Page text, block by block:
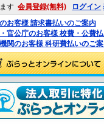
す 会員登録(無料) ログイン
お客様 請求書払いのご案内
官公庁のお客様 校費・公費
関のお客様 科研費払いのご